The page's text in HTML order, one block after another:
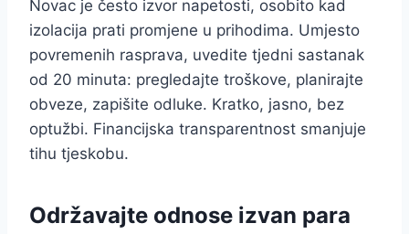
Novac je često izvor napetosti, osobito kad
izolacija prati promjene u prihodima. Umjesto
povremenih rasprava, uvedite tjedni sastanak
od 20 minuta: pregledajte troškove, planirajte
obveze, zapišite odluke. Kratko, jasno, bez
optužbi. Financijska transparentnost smanjuje
tihu tjeskobu.
Održavajte odnose izvan para